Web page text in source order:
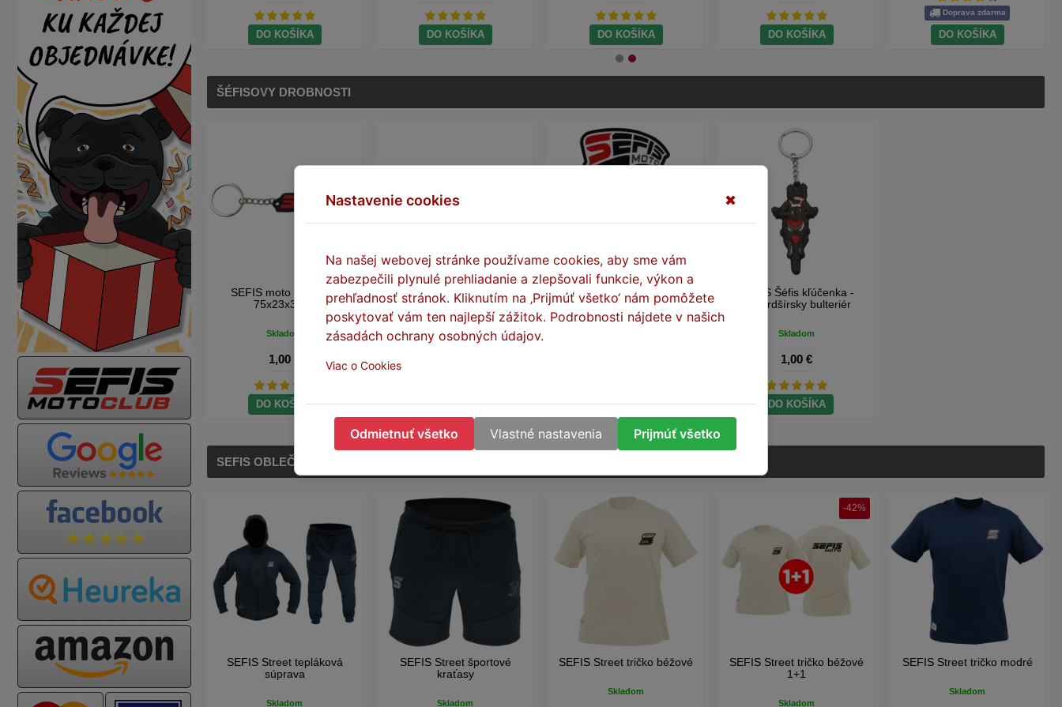
DO KOŠÍKA DO KOŠÍKA DO KOŠÍKA DO KOŠÍKA DO KOŠÍKA
ŠÉFISOVY DROBNOSTI
SEFIS moto kľúčenka
75x23x3mm
Skladom
1,00 €
DO KOŠÍKA
SEFIS samolepka
100x32mm
Skladom
DO KOŠÍKA
SEFIS samolepka 95x60mm
Skladom
DO KOŠÍKA
SEFIS Šéfis kľúčenka -
stafordšírsky bulteriér
Skladom
1,00 €
DO KOŠÍKA
SEFIS OBLEČENIE
SEFIS Street tričko modré
1+1
Skladom
SEFIS Calm mikina bez
kapuce
Skladom
SEFIS Calm tepláky
Skladom
SEFIS Classic šiltovka SEFIS Snapback šiltovka
Skladom
Nastavenie cookies ✖
Na našej webovej stránke používame cookies, aby sme vám
zabezpečili plynulé prehliadanie a zlepšovali funkcie, výkon a
prehľadnosť stránok. Kliknutím na ‚Prijmúť všetko‘ nám pomôžete
poskytovať vám ten najlepší zážitok. Podrobnosti nájdete v našich
zásadách ochrany osobných údajov.
Viac o Cookies
Odmietnuť všetko Vlastné nastavenia Prijmúť všetko